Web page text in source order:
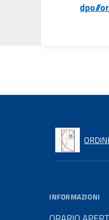
dpo//
INFORMAZIONI